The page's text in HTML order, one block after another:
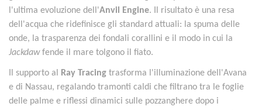
l'ultima evoluzione dell'Anvil Engine. Il risultato è una resa
dell'acqua che ridefinisce gli standard attuali: la spuma delle
onde, la trasparenza dei fondali corallini e il modo in cui la
Jackdawfende il mare tolgono il fiato.
Il supporto al Ray Tracing trasforma l'illuminazione dell'Avana
e di Nassau, regalando tramonti caldi che filtrano tra le foglie
delle palme e riflessi dinamici sulle pozzanghere dopo i